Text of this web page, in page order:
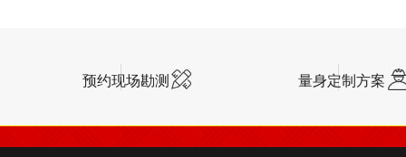
预约现场勘测 量身定制方案